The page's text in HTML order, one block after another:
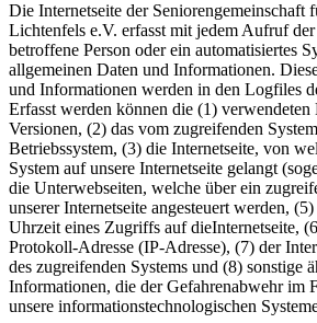
Die Internetseite der Seniorengemeinschaft
Lichtenfels e.V. erfasst mit jedem Aufruf
betroffene Person oder ein automatisiertes
allgemeinen Daten und Informationen.
und Informationen werden in den Logfiles
Erfasst werden können die (1)
Versionen, (2) das vom zugreifenden
Betriebssystem, (3) die Internetseite, von
System auf unsere Internetseite gelangt
die Unterwebseiten, welche über ein
unserer Internetseite angesteuert werden,
Uhrzeit eines Zugriffs auf dieInternetseite,
Protokoll-Adresse (IP-Adresse), (7) der
des zugreifenden Systems und (8) sonstige
Informationen, die der Gefahrenabwehr im
unsere informationstechnologischen